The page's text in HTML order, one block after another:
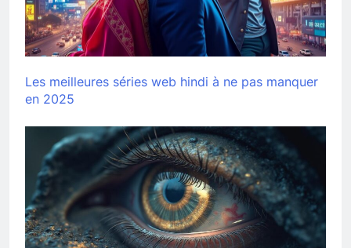
Les meilleures séries web hindi à ne pas manquer
en 2025